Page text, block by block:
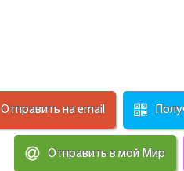
Отправить на email
Отправить в мой Мир